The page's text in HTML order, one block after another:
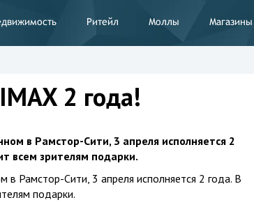
Ритейл Моллы Магазины
2 года!
в Рамстор-Сити, 3 апреля исполняется 2
всем зрителям подарки.
Рамстор-Сити, 3 апреля исполняется 2 года. В
подарки.